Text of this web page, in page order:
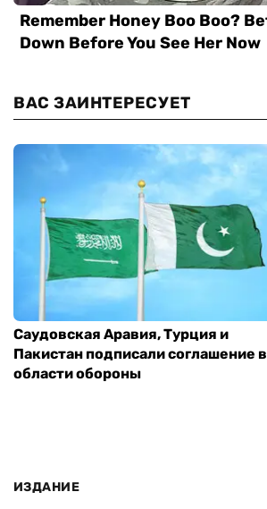
ВАС ЗАИНТЕРЕСУЕТ
Саудовская Аравия, Турция и
Пакистан подписали соглашение в
области обороны
ИЗДАНИЕ